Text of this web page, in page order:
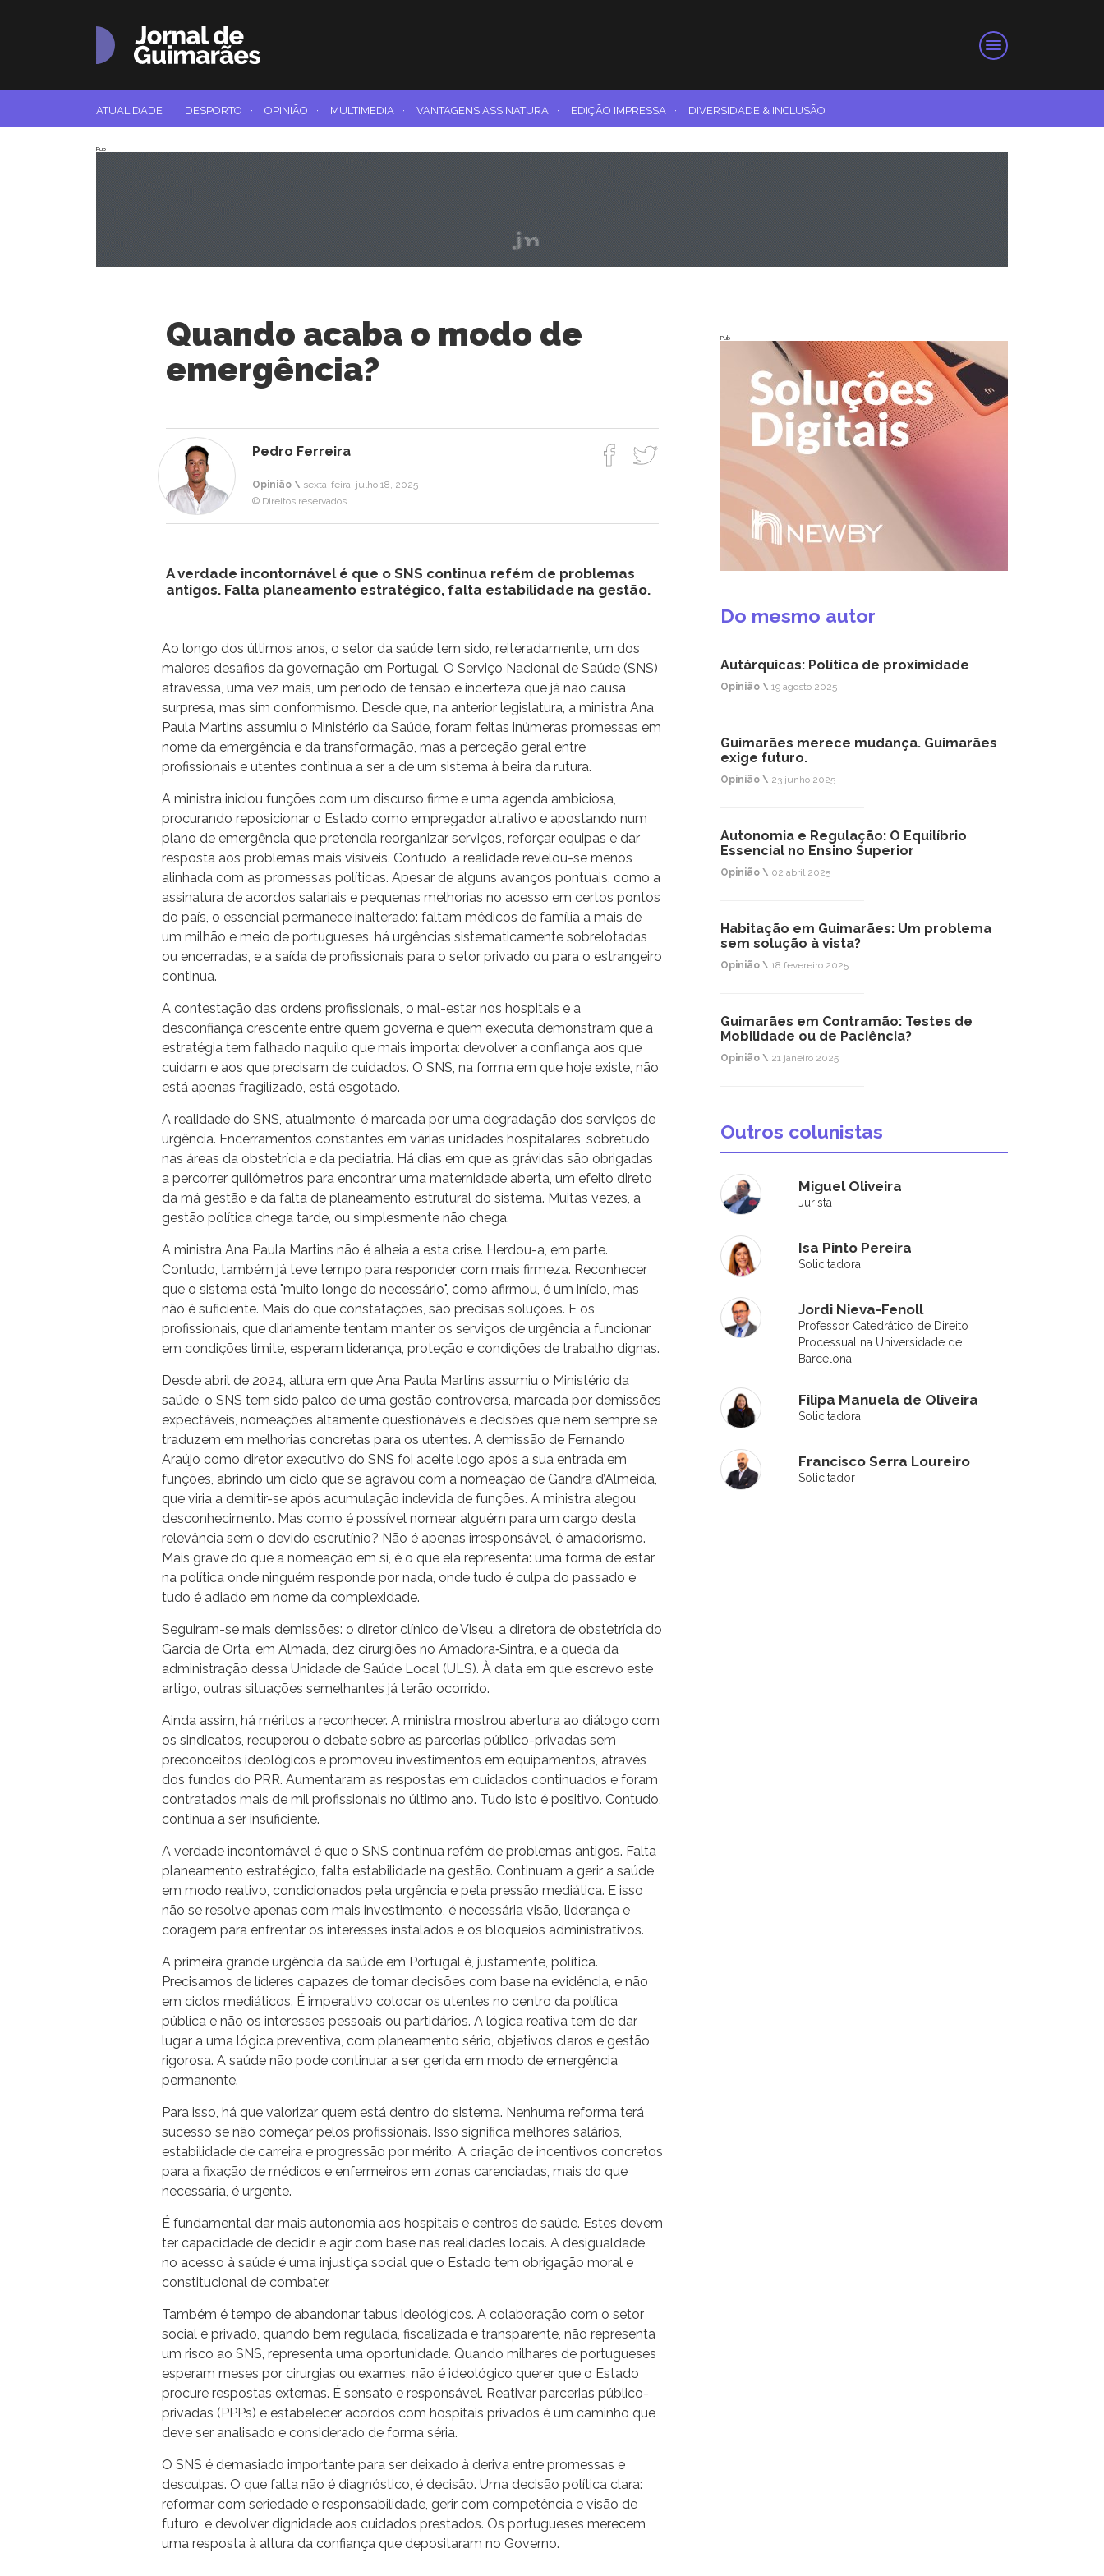
ATUALIDADE · DESPORTO · OPINIÃO · MULTIMEDIA · VANTAGENS ASSINATURA · EDIÇÃO IMPRESSA · DIVERSIDADE & INCLUSÃO
Pub
Quando acaba o modo de
emergência?
Pedro Ferreira
Opinião \ sexta-feira, julho 18, 2025
© Direitos reservados
A verdade incontornável é que o SNS continua refém de problemas
antigos. Falta planeamento estratégico, falta estabilidade na gestão.
Ao longo dos últimos anos, o setor da saúde tem sido, reiteradamente, um dos
maiores desafios da governação em Portugal. O Serviço Nacional de Saúde (SNS)
atravessa, uma vez mais, um período de tensão e incerteza que já não causa
surpresa, mas sim conformismo. Desde que, na anterior legislatura, a ministra Ana
Paula Martins assumiu o Ministério da Saúde, foram feitas inúmeras promessas em
nome da emergência e da transformação, mas a perceção geral entre
profissionais e utentes continua a ser a de um sistema à beira da rutura.
A ministra iniciou funções com um discurso firme e uma agenda ambiciosa,
procurando reposicionar o Estado como empregador atrativo e apostando num
plano de emergência que pretendia reorganizar serviços, reforçar equipas e dar
resposta aos problemas mais visíveis. Contudo, a realidade revelou-se menos
alinhada com as promessas políticas. Apesar de alguns avanços pontuais, como a
assinatura de acordos salariais e pequenas melhorias no acesso em certos pontos
do país, o essencial permanece inalterado: faltam médicos de família a mais de
um milhão e meio de portugueses, há urgências sistematicamente sobrelotadas
ou encerradas, e a saída de profissionais para o setor privado ou para o estrangeiro
continua.
A contestação das ordens profissionais, o mal-estar nos hospitais e a
desconfiança crescente entre quem governa e quem executa demonstram que a
estratégia tem falhado naquilo que mais importa: devolver a confiança aos que
cuidam e aos que precisam de cuidados. O SNS, na forma em que hoje existe, não
está apenas fragilizado, está esgotado.
A realidade do SNS, atualmente, é marcada por uma degradação dos serviços de
urgência. Encerramentos constantes em várias unidades hospitalares, sobretudo
nas áreas da obstetrícia e da pediatria. Há dias em que as grávidas são obrigadas
a percorrer quilómetros para encontrar uma maternidade aberta, um efeito direto
da má gestão e da falta de planeamento estrutural do sistema. Muitas vezes, a
gestão política chega tarde, ou simplesmente não chega.
A ministra Ana Paula Martins não é alheia a esta crise. Herdou-a, em parte.
Contudo, também já teve tempo para responder com mais firmeza. Reconhecer
que o sistema está "muito longe do necessário", como afirmou, é um início, mas
não é suficiente. Mais do que constatações, são precisas soluções. E os
profissionais, que diariamente tentam manter os serviços de urgência a funcionar
em condições limite, esperam liderança, proteção e condições de trabalho dignas.
Desde abril de 2024, altura em que Ana Paula Martins assumiu o Ministério da
saúde, o SNS tem sido palco de uma gestão controversa, marcada por demissões
expectáveis, nomeações altamente questionáveis e decisões que nem sempre se
traduzem em melhorias concretas para os utentes. A demissão de Fernando
Araújo como diretor executivo do SNS foi aceite logo após a sua entrada em
funções, abrindo um ciclo que se agravou com a nomeação de Gandra d’Almeida,
que viria a demitir-se após acumulação indevida de funções. A ministra alegou
desconhecimento. Mas como é possível nomear alguém para um cargo desta
relevância sem o devido escrutínio? Não é apenas irresponsável, é amadorismo.
Mais grave do que a nomeação em si, é o que ela representa: uma forma de estar
na política onde ninguém responde por nada, onde tudo é culpa do passado e
tudo é adiado em nome da complexidade.
Seguiram-se mais demissões: o diretor clínico de Viseu, a diretora de obstetrícia do
Garcia de Orta, em Almada, dez cirurgiões no Amadora‑Sintra, e a queda da
administração dessa Unidade de Saúde Local (ULS). À data em que escrevo este
artigo, outras situações semelhantes já terão ocorrido.
Ainda assim, há méritos a reconhecer. A ministra mostrou abertura ao diálogo com
os sindicatos, recuperou o debate sobre as parcerias público-privadas sem
preconceitos ideológicos e promoveu investimentos em equipamentos, através
dos fundos do PRR. Aumentaram as respostas em cuidados continuados e foram
contratados mais de mil profissionais no último ano. Tudo isto é positivo. Contudo,
continua a ser insuficiente.
A verdade incontornável é que o SNS continua refém de problemas antigos. Falta
planeamento estratégico, falta estabilidade na gestão. Continuam a gerir a saúde
em modo reativo, condicionados pela urgência e pela pressão mediática. E isso
não se resolve apenas com mais investimento, é necessária visão, liderança e
coragem para enfrentar os interesses instalados e os bloqueios administrativos.
A primeira grande urgência da saúde em Portugal é, justamente, política.
Precisamos de líderes capazes de tomar decisões com base na evidência, e não
em ciclos mediáticos. É imperativo colocar os utentes no centro da política
pública e não os interesses pessoais ou partidários. A lógica reativa tem de dar
lugar a uma lógica preventiva, com planeamento sério, objetivos claros e gestão
rigorosa. A saúde não pode continuar a ser gerida em modo de emergência
permanente.
Para isso, há que valorizar quem está dentro do sistema. Nenhuma reforma terá
sucesso se não começar pelos profissionais. Isso significa melhores salários,
estabilidade de carreira e progressão por mérito. A criação de incentivos concretos
para a fixação de médicos e enfermeiros em zonas carenciadas, mais do que
necessária, é urgente.
É fundamental dar mais autonomia aos hospitais e centros de saúde. Estes devem
ter capacidade de decidir e agir com base nas realidades locais. A desigualdade
no acesso à saúde é uma injustiça social que o Estado tem obrigação moral e
constitucional de combater.
Também é tempo de abandonar tabus ideológicos. A colaboração com o setor
social e privado, quando bem regulada, fiscalizada e transparente, não representa
um risco ao SNS, representa uma oportunidade. Quando milhares de portugueses
esperam meses por cirurgias ou exames, não é ideológico querer que o Estado
procure respostas externas. É sensato e responsável. Reativar parcerias público-
privadas (PPPs) e estabelecer acordos com hospitais privados é um caminho que
deve ser analisado e considerado de forma séria.
O SNS é demasiado importante para ser deixado à deriva entre promessas e
desculpas. O que falta não é diagnóstico, é decisão. Uma decisão política clara:
reformar com seriedade e responsabilidade, gerir com competência e visão de
futuro, e devolver dignidade aos cuidados prestados. Os portugueses merecem
uma resposta à altura da confiança que depositaram no Governo.
Pub
Do mesmo autor
Autárquicas: Política de proximidade
Opinião \ 19 agosto 2025
Guimarães merece mudança. Guimarães
exige futuro.
Opinião \ 23 junho 2025
Autonomia e Regulação: O Equilíbrio
Essencial no Ensino Superior
Opinião \ 02 abril 2025
Habitação em Guimarães: Um problema
sem solução à vista?
Opinião \ 18 fevereiro 2025
Guimarães em Contramão: Testes de
Mobilidade ou de Paciência?
Opinião \ 21 janeiro 2025
Outros colunistas
Miguel Oliveira
Jurista
Isa Pinto Pereira
Solicitadora
Jordi Nieva-Fenoll
Professor Catedrático de Direito
Processual na Universidade de
Barcelona
Filipa Manuela de Oliveira
Solicitadora
Francisco Serra Loureiro
Solicitador